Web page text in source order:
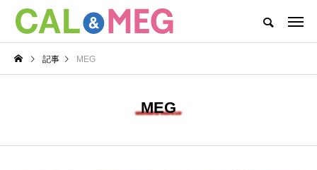
CAL&MEGがお届けするWEBマガジン
CAL&MEG INFO
カテゴリー新着記事
記事 MEG
MEG